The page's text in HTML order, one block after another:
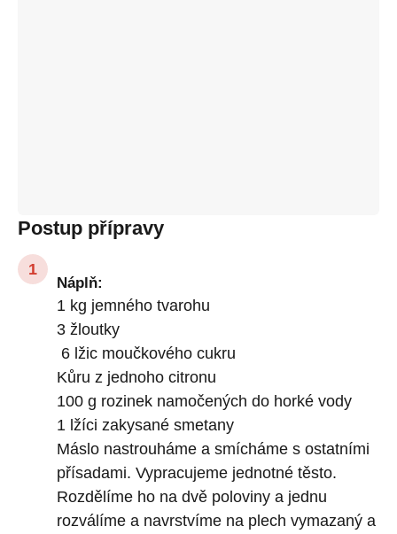
Postup přípravy
Náplň:
1 kg jemného tvarohu
3 žloutky
6 lžic moučkového cukru
Kůru z jednoho citronu
100 g rozinek namočených do horké vody
1 lžíci zakysané smetany
Máslo nastrouháme a smícháme s ostatními
přísadami. Vypracujeme jednotné těsto.
Rozdělíme ho na dvě poloviny a jednu
rozválíme a navrstvíme na plech vymazaný a